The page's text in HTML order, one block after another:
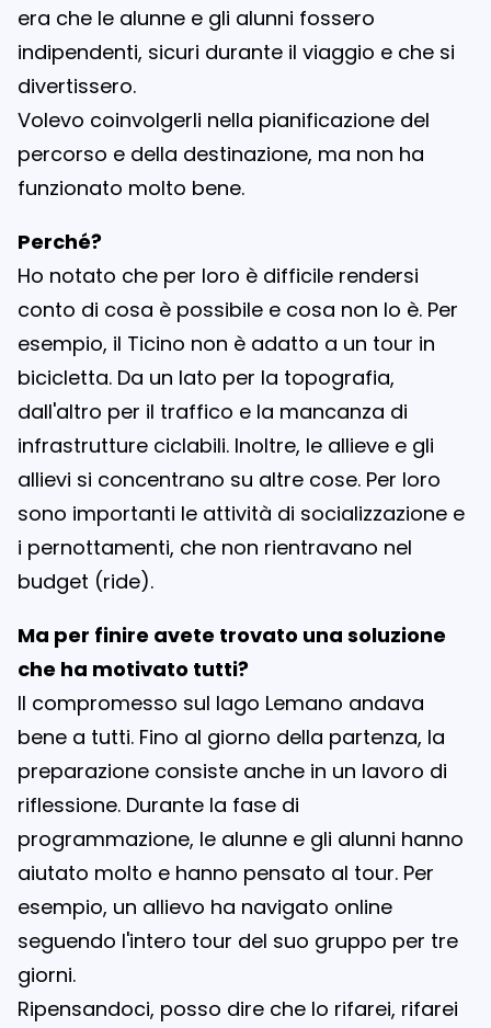
era che le alunne e gli alunni fossero
indipendenti, sicuri durante il viaggio e che si
divertissero.
Volevo coinvolgerli nella pianificazione del
percorso e della destinazione, ma non ha
funzionato molto bene.
Perché?
Ho notato che per loro è difficile rendersi
conto di cosa è possibile e cosa non lo è. Per
esempio, il Ticino non è adatto a un tour in
bicicletta. Da un lato per la topografia,
dall'altro per il traffico e la mancanza di
infrastrutture ciclabili. Inoltre, le allieve e gli
allievi si concentrano su altre cose. Per loro
sono importanti le attività di socializzazione e
i pernottamenti, che non rientravano nel
budget (ride).
Ma per finire avete trovato una soluzione
che ha motivato tutti?
Il compromesso sul lago Lemano andava
bene a tutti. Fino al giorno della partenza, la
preparazione consiste anche in un lavoro di
riflessione. Durante la fase di
programmazione, le alunne e gli alunni hanno
aiutato molto e hanno pensato al tour. Per
esempio, un allievo ha navigato online
seguendo l'intero tour del suo gruppo per tre
giorni.
Ripensandoci, posso dire che lo rifarei, rifarei